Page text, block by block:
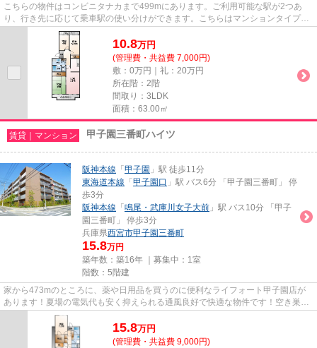
こちらの物件はコンビニタナカまで499mにあります。ご利用可能な駅が2つあ
り、行き先に応じて乗車駅の使い分けができます。こちらはマンションタイプに
なります。平坦な場所にある物件...
10.8万円
(管理費・共益費 7,000円)
敷：0万円｜礼：20万円
所在階：2階
間取り：3LDK
面積：63.00㎡
賃貸｜マンション 甲子園三番町ハイツ
阪神本線 「 甲子園 」駅 徒歩11分
東海道本線 「 甲子園口 」駅 バス6分 「甲子園三番町」 停
歩3分
阪神本線 「 鳴尾・武庫川女子大前 」駅 バス10分 「甲子
園三番町」 停歩3分
兵庫県西宮市甲子園三番町
15.8万円
築年数：築16年 ｜募集中： 1室
階数：5階建
家から473mのところに、薬や日用品を買うのに便利なライフォート甲子園店が
あります！夏場の電気代も安く抑えられる通風良好で快適な物件です！空き巣や
放火などの防犯面で優れている...
15.8万円
(管理費・共益費 9,000円)